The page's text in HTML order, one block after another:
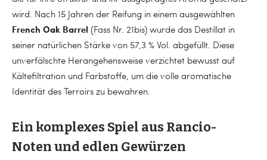
wird. Nach 15 Jahren der Reifung in einem ausgewählten
French Oak Barrel (Fass Nr. 21bis) wurde das Destillat in
seiner natürlichen Stärke von 57,3 % Vol. abgefüllt. Diese
unverfälschte Herangehensweise verzichtet bewusst auf
Kältefiltration und Farbstoffe, um die volle aromatische
Identität des Terroirs zu bewahren.
Ein komplexes Spiel aus Rancio-
Noten und edlen Gewürzen